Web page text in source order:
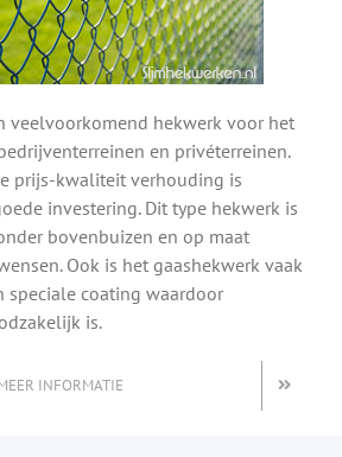
veelvoorkomend hekwerk voor het
en privéterreinen.
prijs-kwaliteit verhouding is
investering. Dit type hekwerk is
bovenbuizen en op maat
Ook is het gaashekwerk vaak
speciale coating waardoor
is.
INFORMATIE